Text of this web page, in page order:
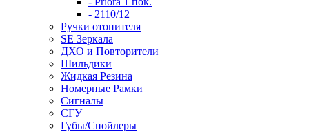
- 2110/12
Ручки отопителя
SE Зеркала
ДХО и Повторители
Шильдики
Жидкая Резина
Номерные Рамки
Сигналы
СГУ
Губы/Спойлеры